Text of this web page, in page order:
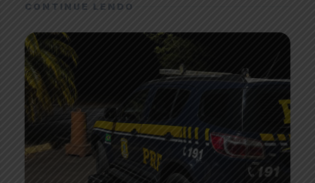
CONTINUE LENDO